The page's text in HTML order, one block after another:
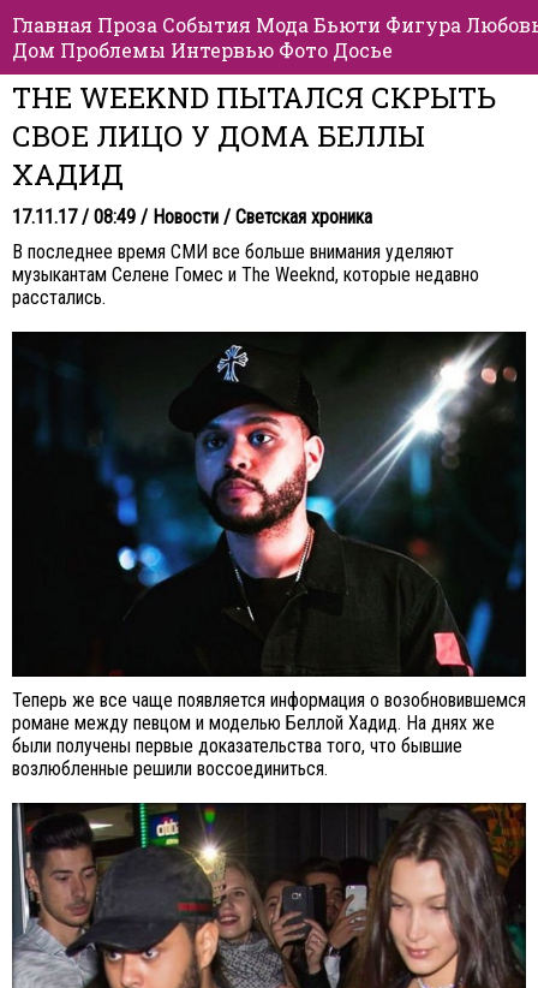
Главная Проза События Мода Бьюти Фигура
Дом Проблемы Интервью Фото Досье
THE WEEKND ПЫТАЛСЯ СКРЫТЬ
СВОЕ ЛИЦО У ДОМА БЕЛЛЫ
ХАДИД
17.11.17 / 08:49 / Новости / Светская хроника
В последнее время СМИ все больше внимания уделяют
музыкантам Селене Гомес и The Weeknd, которые недавно
расстались.
Теперь же все чаще появляется информация о возобновившемся
романе между певцом и моделью Беллой Хадид. На днях же
были получены первые доказательства того, что бывшие
возлюбленные решили воссоединиться.